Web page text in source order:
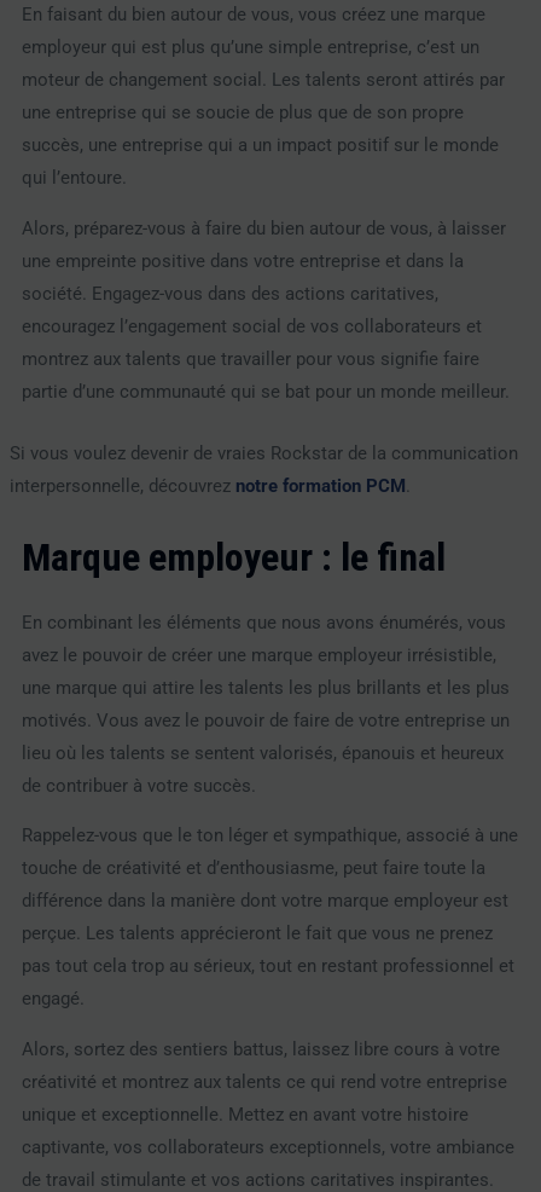
En faisant du bien autour de vous, vous créez une marque
employeur qui est plus qu’une simple entreprise, c’est un
moteur de changement social. Les talents seront attirés par
une entreprise qui se soucie de plus que de son propre
succès, une entreprise qui a un impact positif sur le monde
qui l’entoure.
Alors, préparez-vous à faire du bien autour de vous, à laisser
une empreinte positive dans votre entreprise et dans la
société. Engagez-vous dans des actions caritatives,
encouragez l’engagement social de vos collaborateurs et
montrez aux talents que travailler pour vous signifie faire
partie d’une communauté qui se bat pour un monde meilleur.
Si vous voulez devenir de vraies Rockstar de la communication
interpersonnelle, découvrez notre formation PCM.
Marque employeur : le final
En combinant les éléments que nous avons énumérés, vous
avez le pouvoir de créer une marque employeur irrésistible,
une marque qui attire les talents les plus brillants et les plus
motivés. Vous avez le pouvoir de faire de votre entreprise un
lieu où les talents se sentent valorisés, épanouis et heureux
de contribuer à votre succès.
Rappelez-vous que le ton léger et sympathique, associé à une
touche de créativité et d’enthousiasme, peut faire toute la
différence dans la manière dont votre marque employeur est
perçue. Les talents apprécieront le fait que vous ne prenez
pas tout cela trop au sérieux, tout en restant professionnel et
engagé.
Alors, sortez des sentiers battus, laissez libre cours à votre
créativité et montrez aux talents ce qui rend votre entreprise
unique et exceptionnelle. Mettez en avant votre histoire
captivante, vos collaborateurs exceptionnels, votre ambiance
de travail stimulante et vos actions caritatives inspirantes.